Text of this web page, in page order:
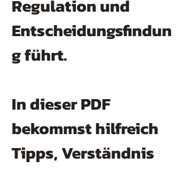
Regulation und
Entscheidungsfindun
g führt.
In dieser PDF
bekommst hilfreich
Tipps, Verständnis